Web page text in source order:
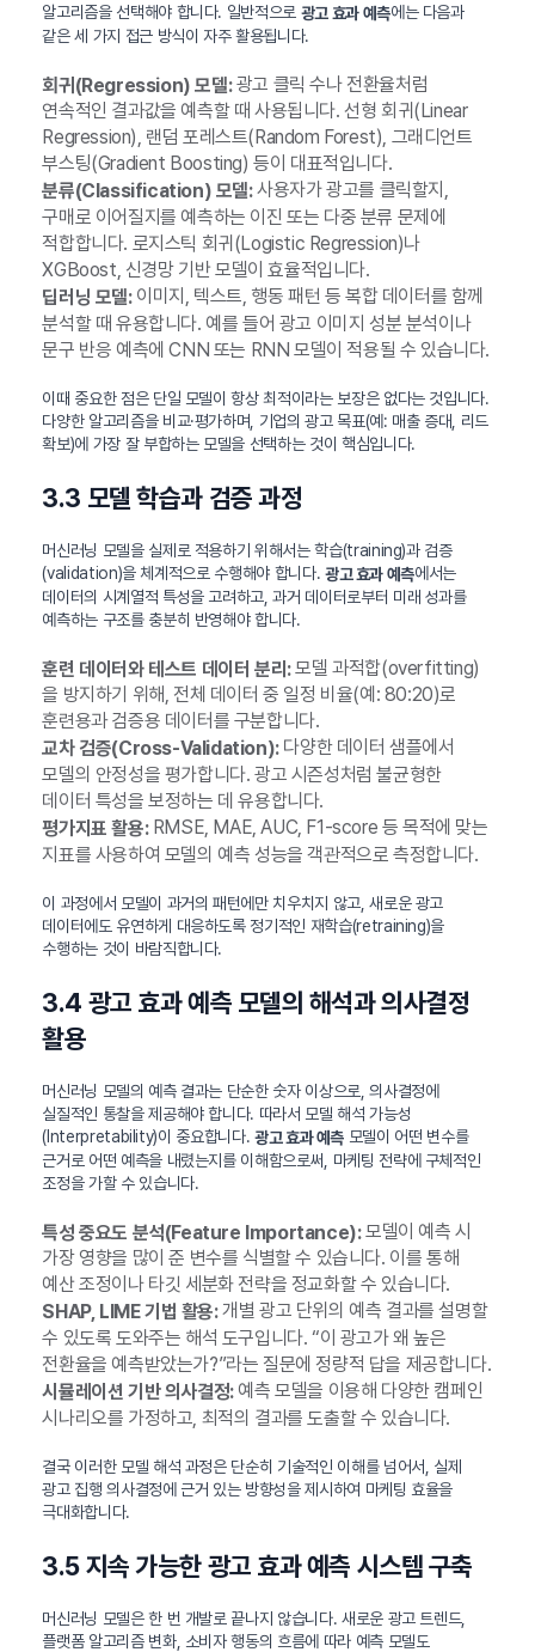
알고리즘을 선택해야 합니다. 일반적으로 광고 효과 예측에는 다음과
같은 세 가지 접근 방식이 자주 활용됩니다.
회귀(Regression) 모델:광고 클릭 수나 전환율처럼
연속적인 결과값을 예측할 때 사용됩니다. 선형 회귀(Linear
Regression), 랜덤 포레스트(Random Forest), 그래디언트
부스팅(Gradient Boosting) 등이 대표적입니다.
분류(Classification) 모델:사용자가 광고를 클릭할지,
구매로 이어질지를 예측하는 이진 또는 다중 분류 문제에
적합합니다. 로지스틱 회귀(Logistic Regression)나
XGBoost, 신경망 기반 모델이 효율적입니다.
딥러닝 모델:이미지, 텍스트, 행동 패턴 등 복합 데이터를 함께
분석할 때 유용합니다. 예를 들어 광고 이미지 성분 분석이나
문구 반응 예측에 CNN 또는 RNN 모델이 적용될 수 있습니다.
이때 중요한 점은 단일 모델이 항상 최적이라는 보장은 없다는 것입니다.
다양한 알고리즘을 비교·평가하며, 기업의 광고 목표(예: 매출 증대, 리드
확보)에 가장 잘 부합하는 모델을 선택하는 것이 핵심입니다.
3.3 모델 학습과 검증 과정
머신러닝 모델을 실제로 적용하기 위해서는 학습(training)과 검증
(validation)을 체계적으로 수행해야 합니다. 광고 효과 예측에서는
데이터의 시계열적 특성을 고려하고, 과거 데이터로부터 미래 성과를
예측하는 구조를 충분히 반영해야 합니다.
훈련 데이터와 테스트 데이터 분리:모델 과적합(overfitting)
을 방지하기 위해, 전체 데이터 중 일정 비율(예: 80:20)로
훈련용과 검증용 데이터를 구분합니다.
교차 검증(Cross-Validation):다양한 데이터 샘플에서
모델의 안정성을 평가합니다. 광고 시즌성처럼 불균형한
데이터 특성을 보정하는 데 유용합니다.
평가지표 활용:RMSE, MAE, AUC, F1-score 등 목적에 맞는
지표를 사용하여 모델의 예측 성능을 객관적으로 측정합니다.
이 과정에서 모델이 과거의 패턴에만 치우치지 않고, 새로운 광고
데이터에도 유연하게 대응하도록 정기적인 재학습(retraining)을
수행하는 것이 바람직합니다.
3.4 광고 효과 예측 모델의 해석과 의사결정
활용
머신러닝 모델의 예측 결과는 단순한 숫자 이상으로, 의사결정에
실질적인 통찰을 제공해야 합니다. 따라서 모델 해석 가능성
(Interpretability)이 중요합니다. 광고 효과 예측 모델이 어떤 변수를
근거로 어떤 예측을 내렸는지를 이해함으로써, 마케팅 전략에 구체적인
조정을 가할 수 있습니다.
특성 중요도 분석(Feature Importance):모델이 예측 시
가장 영향을 많이 준 변수를 식별할 수 있습니다. 이를 통해
예산 조정이나 타깃 세분화 전략을 정교화할 수 있습니다.
SHAP, LIME 기법 활용:개별 광고 단위의 예측 결과를 설명할
수 있도록 도와주는 해석 도구입니다. “이 광고가 왜 높은
전환율을 예측받았는가?”라는 질문에 정량적 답을 제공합니다.
시뮬레이션 기반 의사결정:예측 모델을 이용해 다양한 캠페인
시나리오를 가정하고, 최적의 결과를 도출할 수 있습니다.
결국 이러한 모델 해석 과정은 단순히 기술적인 이해를 넘어서, 실제
광고 집행 의사결정에 근거 있는 방향성을 제시하여 마케팅 효율을
극대화합니다.
3.5 지속 가능한 광고 효과 예측 시스템 구축
머신러닝 모델은 한 번 개발로 끝나지 않습니다. 새로운 광고 트렌드,
플랫폼 알고리즘 변화, 소비자 행동의 흐름에 따라 예측 모델도